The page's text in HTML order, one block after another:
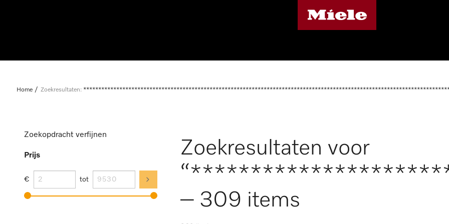
Home Zoekresultaten:
Zoekopdracht verfijnen
Prijs
€ tot
Zoekresultaten voor
– 309 items